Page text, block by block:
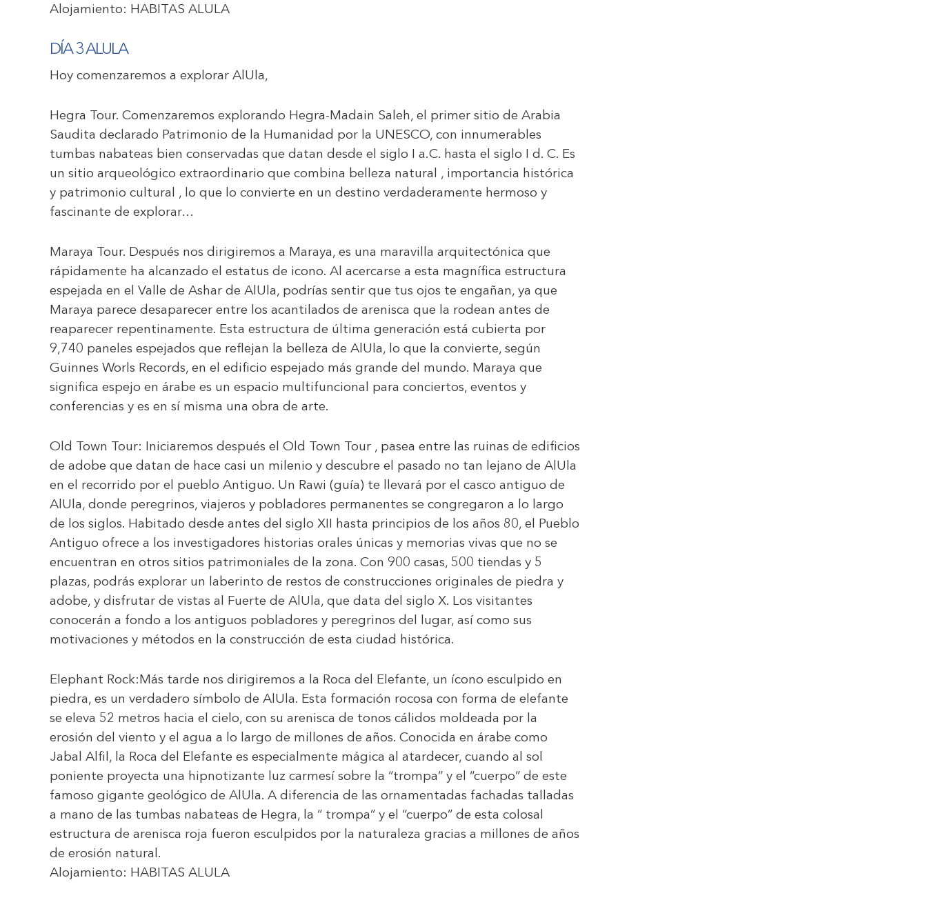
Alojamiento: HABITAS ALULA
DÍA 3 ALULA
Hoy comenzaremos a explorar AlUla,
Hegra Tour. Comenzaremos explorando Hegra-Madain Saleh, el primer sitio de Arabia
Saudita declarado Patrimonio de la Humanidad por la UNESCO, con innumerables
tumbas nabateas bien conservadas que datan desde el siglo I a.C. hasta el siglo I d. C. Es
un sitio arqueológico extraordinario que combina belleza natural , importancia histórica
y patrimonio cultural , lo que lo convierte en un destino verdaderamente hermoso y
fascinante de explorar…
Maraya Tour. Después nos dirigiremos a Maraya, es una maravilla arquitectónica que
rápidamente ha alcanzado el estatus de icono. Al acercarse a esta magnífica estructura
espejada en el Valle de Ashar de AlUla, podrías sentir que tus ojos te engañan, ya que
Maraya parece desaparecer entre los acantilados de arenisca que la rodean antes de
reaparecer repentinamente. Esta estructura de última generación está cubierta por
9,740 paneles espejados que reflejan la belleza de AlUla, lo que la convierte, según
Guinnes Worls Records, en el edificio espejado más grande del mundo. Maraya que
significa espejo en árabe es un espacio multifuncional para conciertos, eventos y
conferencias y es en sí misma una obra de arte.
Old Town Tour: Iniciaremos después el Old Town Tour , pasea entre las ruinas de edificios
de adobe que datan de hace casi un milenio y descubre el pasado no tan lejano de AlUla
en el recorrido por el pueblo Antiguo. Un Rawi (guía) te llevará por el casco antiguo de
AlUla, donde peregrinos, viajeros y pobladores permanentes se congregaron a lo largo
de los siglos. Habitado desde antes del siglo XII hasta principios de los años 80, el Pueblo
Antiguo ofrece a los investigadores historias orales únicas y memorias vivas que no se
encuentran en otros sitios patrimoniales de la zona. Con 900 casas, 500 tiendas y 5
plazas, podrás explorar un laberinto de restos de construcciones originales de piedra y
adobe, y disfrutar de vistas al Fuerte de AlUla, que data del siglo X. Los visitantes
conocerán a fondo a los antiguos pobladores y peregrinos del lugar, así como sus
motivaciones y métodos en la construcción de esta ciudad histórica.
Elephant Rock:Más tarde nos dirigiremos a la Roca del Elefante, un ícono esculpido en
piedra, es un verdadero símbolo de AlUla. Esta formación rocosa con forma de elefante
se eleva 52 metros hacia el cielo, con su arenisca de tonos cálidos moldeada por la
erosión del viento y el agua a lo largo de millones de años. Conocida en árabe como
Jabal Alfil, la Roca del Elefante es especialmente mágica al atardecer, cuando al sol
poniente proyecta una hipnotizante luz carmesí sobre la “trompa” y el “cuerpo” de este
famoso gigante geológico de AlUla. A diferencia de las ornamentadas fachadas talladas
a mano de las tumbas nabateas de Hegra, la “ trompa” y el “cuerpo” de esta colosal
estructura de arenisca roja fueron esculpidos por la naturaleza gracias a millones de años
de erosión natural.
Alojamiento: HABITAS ALULA